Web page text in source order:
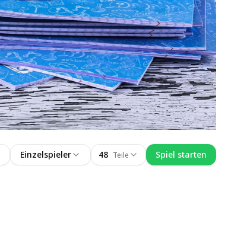
Einzelspieler 48 Teile
Spiel starten